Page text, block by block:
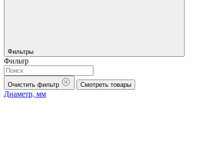
Фильтры
Фильтр
Очистить фильтр Смотреть товары
Диаметр, мм